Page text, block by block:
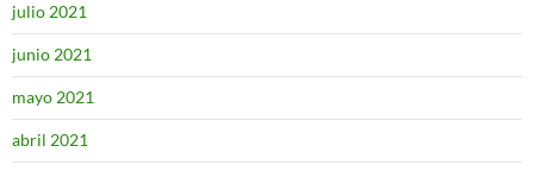
julio 2021
junio 2021
mayo 2021
abril 2021